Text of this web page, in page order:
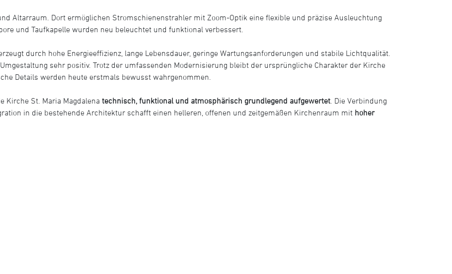
Altarraum. Dort ermöglichen Stromschienenstrahler mit Zoom-Optik eine flexible und präzise Ausleuchtung
und Taufkapelle wurden neu beleuchtet und funktional verbessert.
durch hohe Energieeffizienz, lange Lebensdauer, geringe Wartungsanforderungen und stabile Lichtqualität.
sehr positiv. Trotz der umfassenden Modernisierung bleibt der ursprüngliche Charakter der Kirche
Details werden heute erstmals bewusst wahrgenommen.
Kirche St. Maria Magdalena technisch, funktional und atmosphärisch grundlegend aufgewertet . Die Verbindung
in die bestehende Architektur schafft einen helleren, offenen und zeitgemäßen Kirchenraum mit hoher